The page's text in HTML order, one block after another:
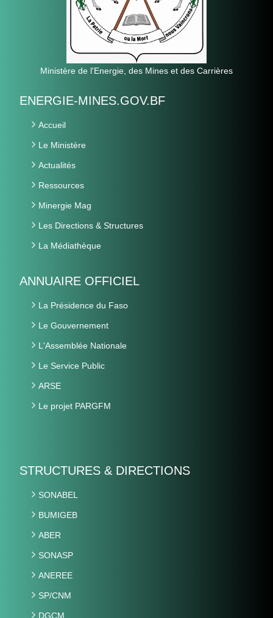
Ministère de l'Energie, des Mines et des Carrières
ENERGIE-MINES.GOV.BF
Accueil
Le Ministère
Actualités
Ressources
Minergie Mag
Les Directions & Structures
La Médiathèque
ANNUAIRE OFFICIEL
La Présidence du Faso
Le Gouvernement
L'Assemblée Nationale
Le Service Public
ARSE
Le projet PARGFM
STRUCTURES & DIRECTIONS
SONABEL
BUMIGEB
ABER
SONASP
ANEREE
SP/CNM
DGCM